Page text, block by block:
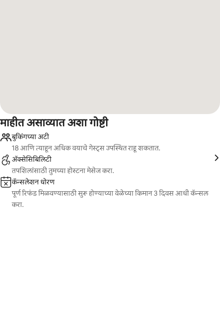
माहीत असाव्यात अशा गोष्टी
बुकिंगच्या अटी
18 आणि त्याहून अधिक वयाचे गेस्ट्स उपस्थित राहू शकतात.
ॲक्सेसिबिलिटी
तपशिलांसाठी तुमच्या होस्टना मेसेज करा.
कॅन्सलेशन धोरण
पूर्ण रिफंड मिळवण्यासाठी सुरू होण्याच्या वेळेच्या किमान 3 दिवस आधी कॅन्सल
करा.